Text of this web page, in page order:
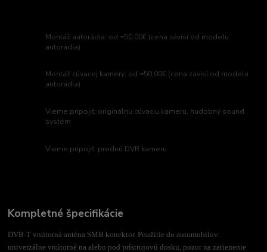
Montáž autorádia: od =50,00€ (cena závisí od modelu
autorádia)
Montáž cúvacej kamery: od =50,00€ (cena závisí od modelu
autorádia)
Vieme pripojiť: originálnu cúvaciu kameru, hudobný sound
systém
Vieme pripojiť: prednú DVR kameru
Kompletné špecifikácie
DVB-T vnútorná anténa SMB konektor. Použitie do automobilov:
univerzálne vnútorné na alebo pod prístrojovú dosku, pozor na zatienenie